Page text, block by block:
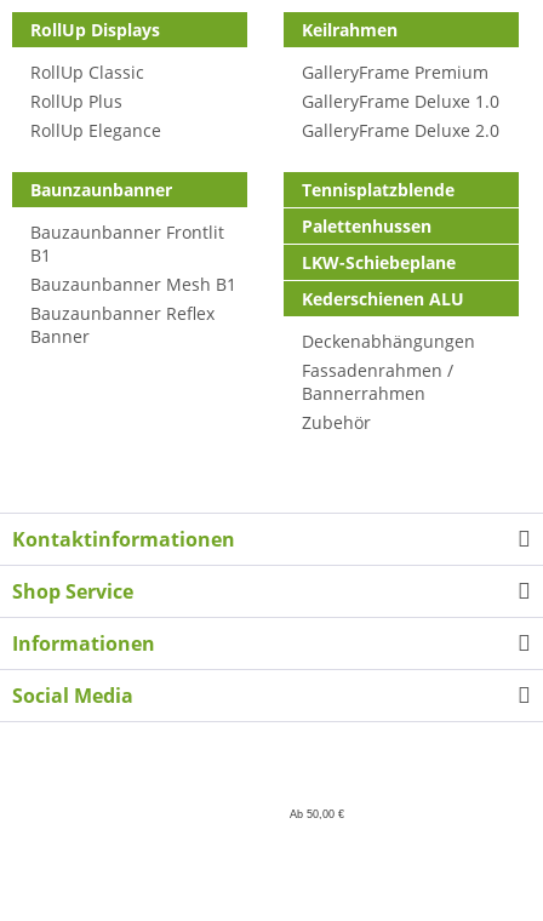
RollUp Displays
RollUp Classic
RollUp Plus
RollUp Elegance
Keilrahmen
GalleryFrame Premium
GalleryFrame Deluxe 1.0
GalleryFrame Deluxe 2.0
Baunzaunbanner
Bauzaunbanner Frontlit
B1
Bauzaunbanner Mesh B1
Bauzaunbanner Reflex
Banner
Tennisplatzblende
Palettenhussen
LKW-Schiebeplane
Kederschienen ALU
Deckenabhängungen
Fassadenrahmen /
Bannerrahmen
Zubehör
Kontaktinformationen
Shop Service
Informationen
Social Media
Ab 50,00 €